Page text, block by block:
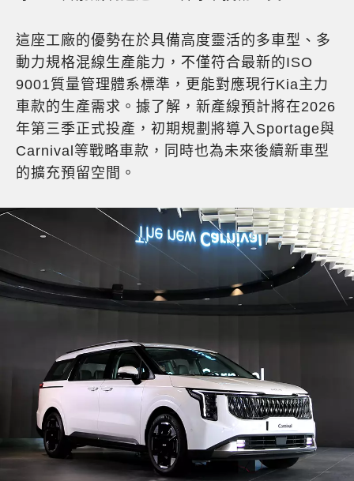
這座工廠的優勢在於具備高度靈活的多車型、多
動力規格混線生產能力，不僅符合最新的ISO
9001質量管理體系標準，更能對應現行Kia主力
車款的生產需求。據了解，新產線預計將在2026
年第三季正式投產，初期規劃將導入Sportage與
Carnival等戰略車款，同時也為未來後續新車型
的擴充預留空間。